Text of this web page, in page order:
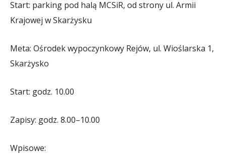
Start: parking pod halą MCSiR, od strony ul. Armii
Krajowej w Skarżysku
Meta: Ośrodek wypoczynkowy Rejów, ul. Wioślarska 1,
Skarżysko
Start: godz. 10.00
Zapisy: godz. 8.00–10.00
Wpisowe: